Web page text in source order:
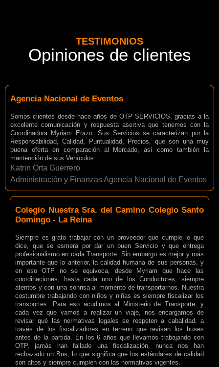
TESTIMONIOS
Opiniones de clientes
Agencia Nacional de Eventos
Somos clientes desde hace años de OTP SERVICIOS, gracias a la
excelente comunicación y respuesta asertiva que tenemos con la
Coordinadora Myriam Erazo. Sus Servicios se caracterizan por la
Responsabilidad, Calidad, Puntualidad, Precios, que son una muy
buena oferta en comparación al Mercado, así como también la
mantención de sus Vehículos
Katrin Orta Guerrero
Administración y Finanzas Agencia Nacional de Eventos
Colegio Nuestra Sra. del Camino Colegio Santo
Domingo - La Reina
Siempre es grato trabajar con un proveedor que cumple lo que
dice, que se esmera por dar un buen Servicio y que entrega
profesionalismo en cada Transporte. Sin embargo es mejor y más
importante que lo anterior, la calidad humana de sus personas, y
en eso OTP no se equivoca, desde Myriam que hace las
coordinaciones, hasta cada uno de los Conductores, siempre
atentos y con una sonrisa al momento de transportarnos. Nuestra
costumbre trabajando con niños y niñas es siempre fiscalizar los
transportes. Para eso acudimos al Ministerio de Transporte, y
cada vez que vamos a realizar un viaje, nos encargamos de
revisar qué las normativas legales se respeten a cabalidad, a
través de los fiscalizadores en terreno que revisan los buses
antes de la partida. En los 6 años que llevamos trabajando con
OTP, jamás han fallado una fiscalización, nunca nos han
rechazado un Bus, lo que significa que los estándares de calidad
son altos y siempre cumplen con las normativas vigentes.